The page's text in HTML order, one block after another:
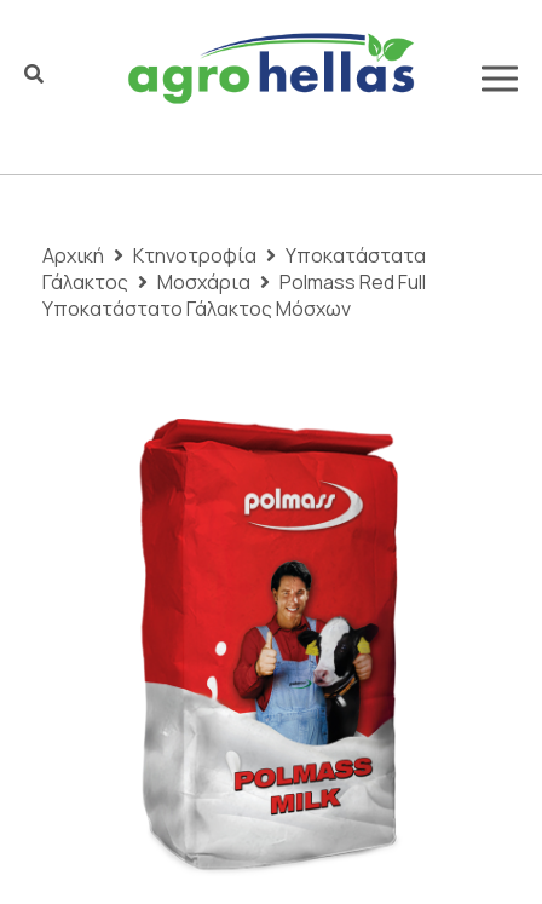
Αρχική Κτηνοτροφία
Υποκατάστατα
Γάλακτος
Μοσχάρια
Polmass Red Full
Υποκατάστατο Γάλακτος Μόσχων